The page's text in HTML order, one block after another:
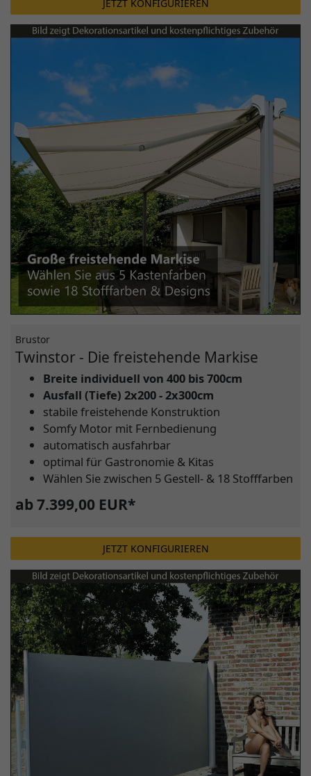
JETZT KONFIGURIEREN
Brustor
Twinstor - Die freistehende Markise
Breite individuell von 400 bis 700cm
Ausfall (Tiefe) 2x200 - 2x300cm
stabile freistehende Konstruktion
Somfy Motor mit Fernbedienung
automatisch ausfahrbar
optimal für Gastronomie & Kitas
Wählen Sie zwischen 5 Gestell- & 18 Stofffarben
ab 7.399,00 EUR*
JETZT KONFIGURIEREN